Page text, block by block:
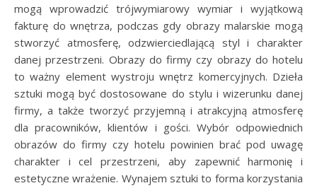
mogą wprowadzić trójwymiarowy wymiar i wyjątkową
fakturę do wnętrza, podczas gdy obrazy malarskie mogą
stworzyć atmosferę, odzwierciedlającą styl i charakter
danej przestrzeni. Obrazy do firmy czy obrazy do hotelu
to ważny element wystroju wnętrz komercyjnych. Dzieła
sztuki mogą być dostosowane do stylu i wizerunku danej
firmy, a także tworzyć przyjemną i atrakcyjną atmosferę
dla pracowników, klientów i gości. Wybór odpowiednich
obrazów do firmy czy hotelu powinien brać pod uwagę
charakter i cel przestrzeni, aby zapewnić harmonię i
estetyczne wrażenie. Wynajem sztuki to forma korzystania